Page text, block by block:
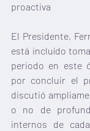
proactiva
El Presidente,
está incluído
periodo en este
por concluir el
discutió
o no de
internos de